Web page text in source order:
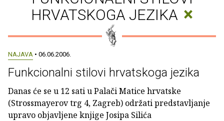
HRVATSKOGA JEZIKA ×
NAJAVA • 06.06.2006.
Funkcionalni stilovi hrvatskoga jezika
Danas će se u 12 sati u Palači Matice hrvatske
(Strossmayerov trg 4, Zagreb) održati predstavljanje
upravo objavljene knjige Josipa Silića